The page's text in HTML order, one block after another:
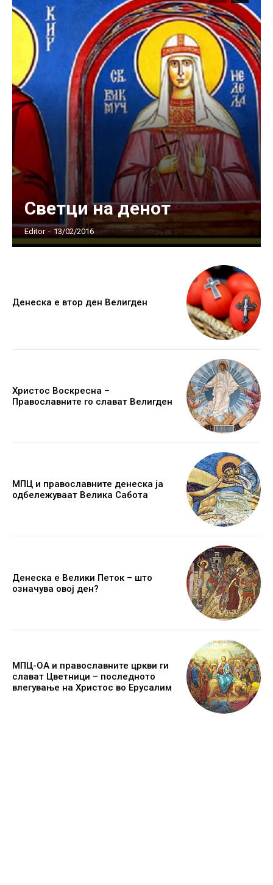
Светци на денот
Editor - 13/02/2016
Денеска е втор ден Велигден
Христос Воскресна –
Православните го слават Велигден
МПЦ и православните денеска ја
одбележуваат Велика Сабота
Денеска е Велики Петок – што
означува овој ден?
МПЦ-ОА и православните цркви ги
слават Цветници – последното
влегување на Христос во Ерусалим